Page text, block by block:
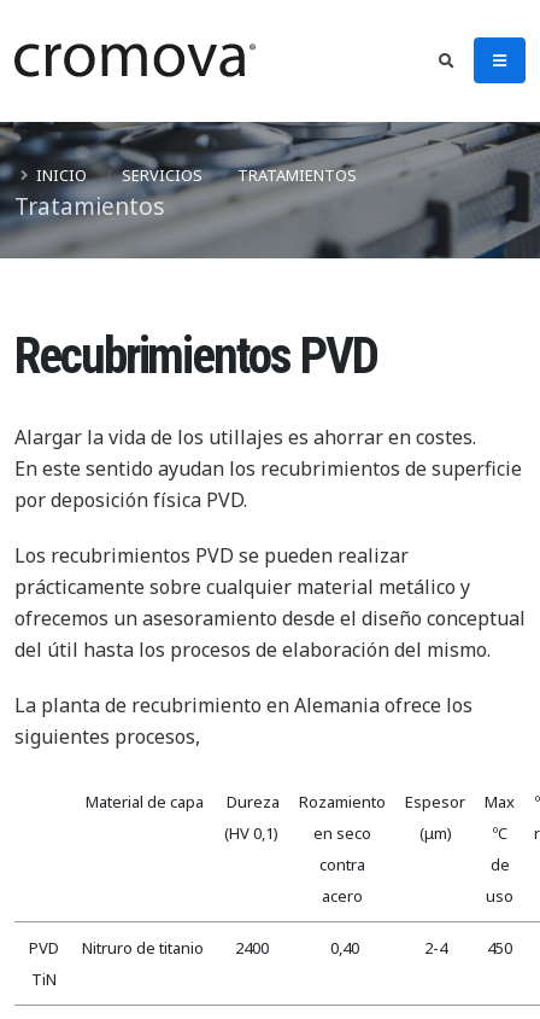
Tratamientos
INICIO SERVICIOS TRATAMIENTOS
Recubrimientos PVD
Alargar la vida de los utillajes es ahorrar en costes.
En este sentido ayudan los recubrimientos de superficie
por deposición física PVD.
Los recubrimientos PVD se pueden realizar
prácticamente sobre cualquier material metálico y
ofrecemos un asesoramiento desde el diseño conceptual
del útil hasta los procesos de elaboración del mismo.
La planta de recubrimiento en Alemania ofrece los
siguientes procesos,
Material de capa
Dureza
(HV 0,1)
Rozamiento
en seco
contra
acero
Espesor
(μm)
Max
ºC
de
uso
PVD
TiN
Nitruro de titanio 2400 0,40 2-4 450